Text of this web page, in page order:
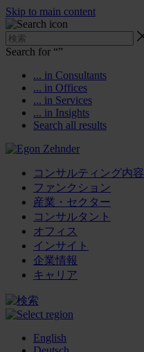
Skip to main content
Search for “”
... in Consultants
... in Offices
... in Services
... in Insights
Search all results
コンサルティング内容
ファンクション
産業・セクター
コンサルタント
オフィス
インサイト
企業情報
キャリア
English